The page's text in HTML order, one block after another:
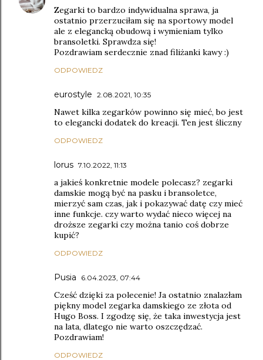
Zegarki to bardzo indywidualna sprawa, ja
ostatnio przerzuciłam się na sportowy model
ale z elegancką obudową i wymieniam tylko
bransoletki. Sprawdza się!
Pozdrawiam serdecznie znad filiżanki kawy :)
ODPOWIEDZ
eurostyle 2.08.2021, 10:35
Nawet kilka zegarków powinno się mieć, bo jest
to elegancki dodatek do kreacji. Ten jest śliczny
ODPOWIEDZ
lorus 7.10.2022, 11:13
a jakieś konkretnie modele polecasz? zegarki
damskie mogą być na pasku i bransoletce,
mierzyć sam czas, jak i pokazywać datę czy mieć
inne funkcje. czy warto wydać nieco więcej na
droższe zegarki czy można tanio coś dobrze
kupić?
ODPOWIEDZ
Pusia 6.04.2023, 07:44
Cześć dzięki za polecenie! Ja ostatnio znalazłam
piękny model zegarka damskiego ze złota od
Hugo Boss. I zgodzę się, że taka inwestycja jest
na lata, dlatego nie warto oszczędzać.
Pozdrawiam!
ODPOWIEDZ